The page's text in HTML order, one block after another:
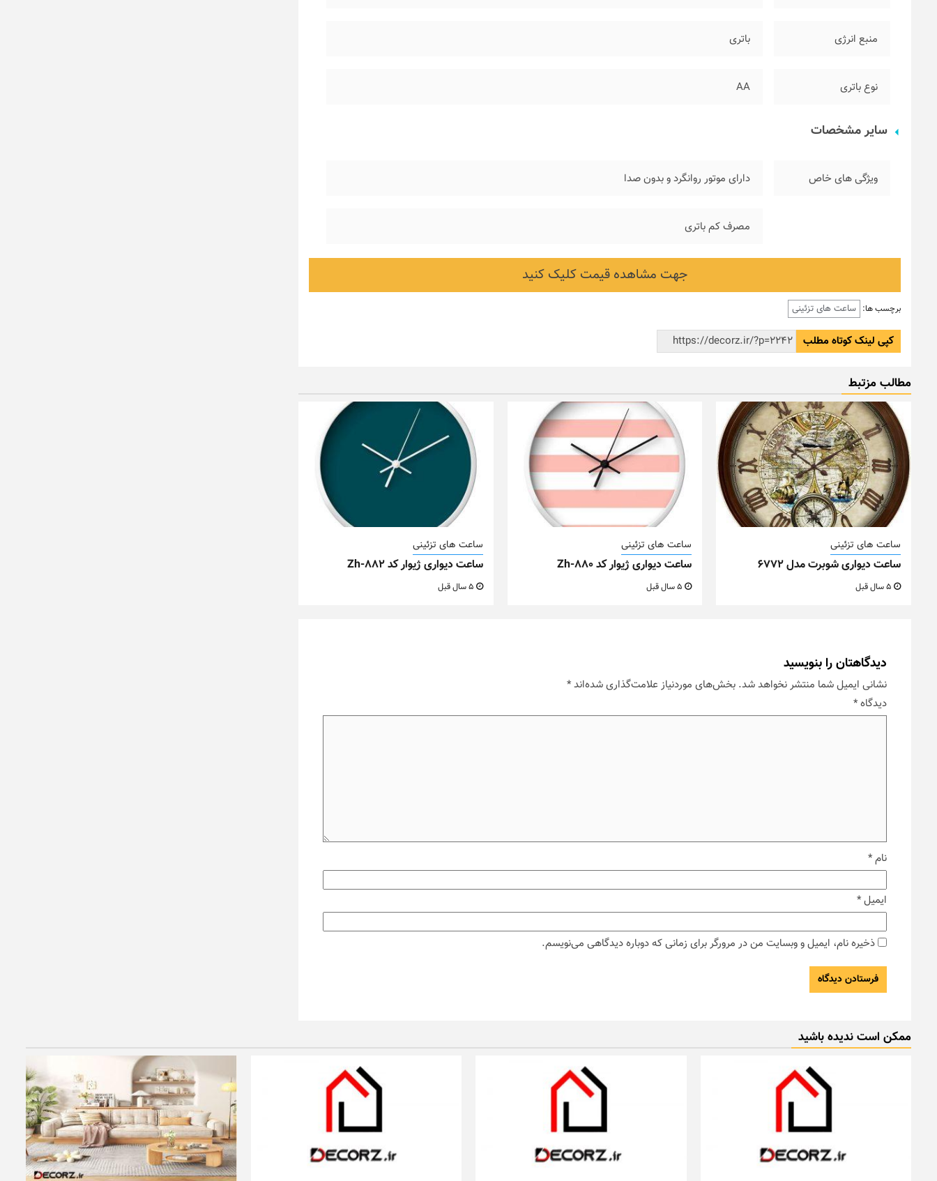
منبع انرژی باتری
نوع باتری AA
سایر مشخصات
ویژگی های خاص دارای موتور روانگرد و بدون صدا
مصرف کم باتری
جهت مشاهده قیمت کلیک کنید
برچسب ها: ساعت های تزئینی
کپی لینک کوتاه مطلب
مطالب مزتبط
ساعت های تزئینی
ساعت دیواری شوبرت مدل ۶۷۷۲
ساعت های تزئینی
ساعت دیواری ژیوار کد Zh-880
5 سال قبل
ساعت های تزئینی
ساعت دیواری ژیوار کد Zh-882
دیدگاهتان را بنویسید
نشانی ایمیل شما منتشر نخواهد شد. بخش‌های موردنیاز علامت‌گذاری شده‌اند*
دیدگاه*
نام*
ایمیل*
ذخیره نام، ایمیل و وبسایت من در مرورگر برای زمانی که دوباره دیدگاهی می‌نویسم.
ممکن است ندیده باشید